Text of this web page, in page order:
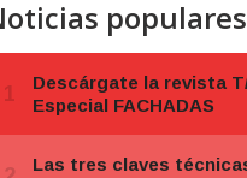
populares